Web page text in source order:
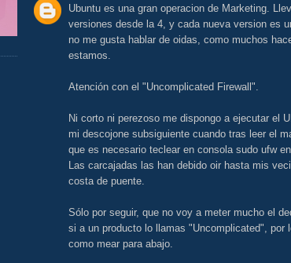
Ubuntu es una gran operacion de Marketing.
versiones desde la 4, y cada nueva version es
no me gusta hablar de oidas, como muchos
estamos.
Atención con el "Uncomplicated Firewall".
Ni corto ni perezoso me dispongo a ejecutar el
mi descojone subsiguiente cuando tras leer el
que es necesario teclear en consola sudo ufw
Las carcajadas las han debido oir hasta mis
costa de puente.
Sólo por seguir, que no voy a meter mucho el
si a un producto lo llamas "Uncomplicated", por
como mear para abajo.